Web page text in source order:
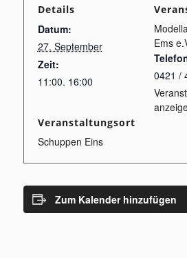
Details
Datum:
27. September
Zeit:
11:00. 16:00
Veranstaltungsort
Schuppen Eins
Ems
0421 /
Zum Kalender hinzufügen